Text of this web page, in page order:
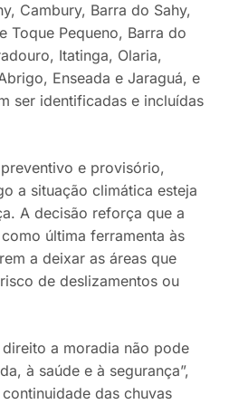
Cambury, Barra do Sahy,
Toque Pequeno, Barra do
Itatinga, Olaria,
Enseada e Jaraguá, e
ser identificadas e incluídas
e provisório,
a situação climática esteja
A decisão reforça que a
última ferramenta às
a deixar as áreas que
de deslizamentos ou
a moradia não pode
à saúde e à segurança”,
das chuvas